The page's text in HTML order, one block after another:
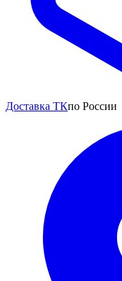
Доставка ТКпо России